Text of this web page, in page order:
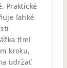
Praktické
ľahké
tlmí
kroku,
udržať